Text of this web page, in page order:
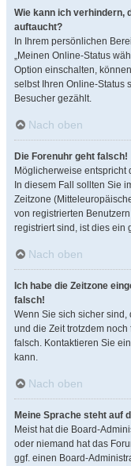
Wie kann ich verhindern,
auftaucht?
In Ihrem persönlichen
„Meinen Online-Status
Option einschalten,
selbst Ihren Online-Status
Besucher gezählt.
Nach oben
Die Forenuhr geht falsch!
Möglicherweise entspricht
In diesem Fall sollten Sie
Zeitzone
von registrierten
registriert sind, ist dies ein
Nach oben
Ich habe die Zeitzone
falsch!
Wenn Sie sich sicher
und die Zeit trotzdem
falsch. Kontaktieren Sie
kann.
Nach oben
Meine Sprache steht auf
Meist hat die Board-
oder niemand hat das
ggf. einen Board-